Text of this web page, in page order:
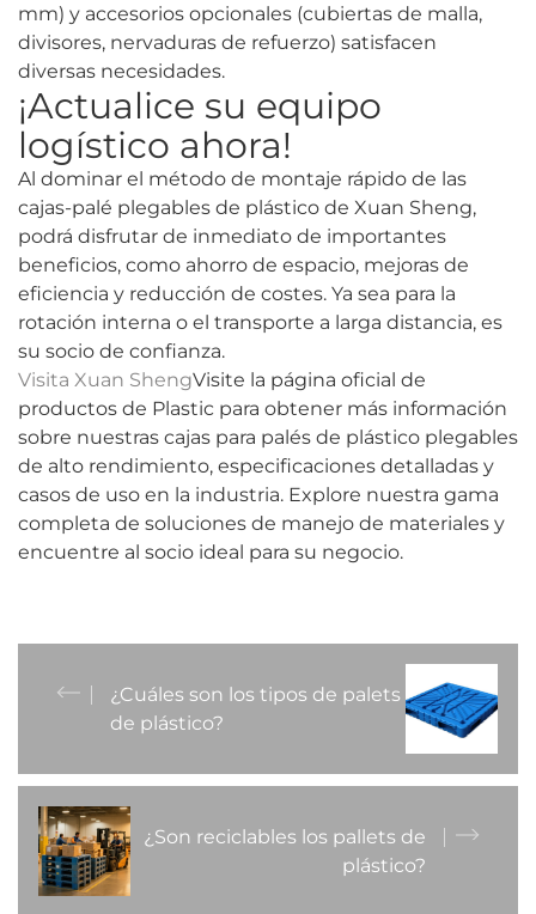
mm) y accesorios opcionales (cubiertas de malla,
divisores, nervaduras de refuerzo) satisfacen
diversas necesidades.
¡Actualice su equipo
logístico ahora!
Al dominar el método de montaje rápido de las
cajas-palé plegables de plástico de Xuan Sheng,
podrá disfrutar de inmediato de importantes
beneficios, como ahorro de espacio, mejoras de
eficiencia y reducción de costes. Ya sea para la
rotación interna o el transporte a larga distancia, es
su socio de confianza.
Visita Xuan ShengVisite la página oficial de
productos de Plastic para obtener más información
sobre nuestras cajas para palés de plástico plegables
de alto rendimiento, especificaciones detalladas y
casos de uso en la industria. Explore nuestra gama
completa de soluciones de manejo de materiales y
encuentre al socio ideal para su negocio.
¿Cuáles son los tipos de palets
de plástico?
¿Son reciclables los pallets de
plástico?